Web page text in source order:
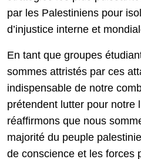
par les Palestiniens pour
d’injustice interne et
En tant que groupes
sommes attristés par ces
indispensable de notre
prétendent lutter pour notre
réaffirmons que nous
majorité du peuple
de conscience et les forces